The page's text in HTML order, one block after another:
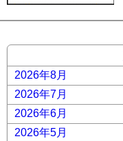
2026年8月
2026年7月
2026年6月
2026年5月